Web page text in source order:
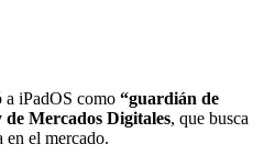
a iPadOS como “guardián de
de Mercados Digitales, que busca
en el mercado.